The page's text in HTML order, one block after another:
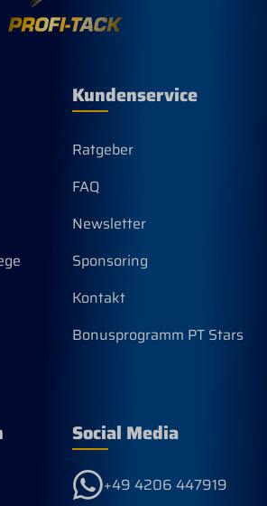
Kundenservice
Ratgeber
FAQ
Newsletter
Sponsoring
Kontakt
Bonusprogramm PT Stars
Social Media
+49 4206 447919